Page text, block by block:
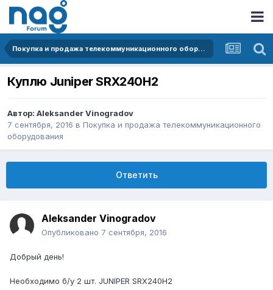
Покупка и продажа телекоммуникационного оборудования
Куплю Juniper SRX240H2
Автор: Aleksander Vinogradov
7 сентября, 2016 в Покупка и продажа телекоммуникационного
оборудования
Ответить
Aleksander Vinogradov
Опубликовано 7 сентября, 2016
Добрый день!
Необходимо б/у 2 шт. JUNIPER SRX240H2